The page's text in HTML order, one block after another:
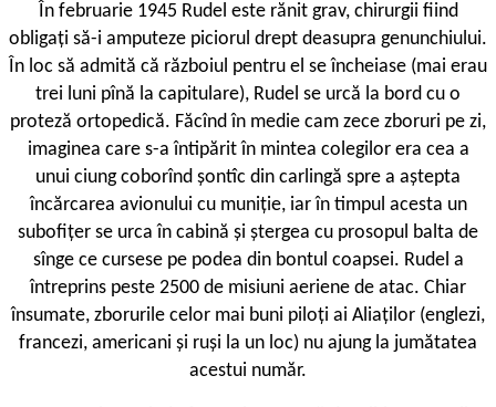
În februarie 1945 Rudel este rănit grav, chirurgii fiind
obligaţi să-i amputeze piciorul drept deasupra genunchiului.
În loc să admită că războiul pentru el se încheiase (mai erau
trei luni pînă la capitulare), Rudel se urcă la bord cu o
proteză ortopedică. Făcînd în medie cam zece zboruri pe zi,
imaginea care s-a întipărit în mintea colegilor era cea a
unui ciung coborînd şontîc din carlingă spre a aştepta
încărcarea avionului cu muniţie, iar în timpul acesta un
subofiţer se urca în cabină şi ştergea cu prosopul balta de
sînge ce cursese pe podea din bontul coapsei. Rudel a
întreprins peste 2500 de misiuni aeriene de atac. Chiar
însumate, zborurile celor mai buni piloţi ai Aliaţilor (englezi,
francezi, americani şi ruşi la un loc) nu ajung la jumătatea
acestui număr.